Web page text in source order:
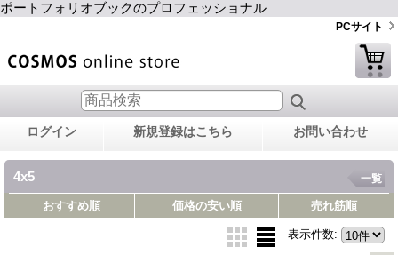
ポートフォリオブックのプロフェッショナル
PCサイト
ログイン 新規登録はこちら お問い合わせ
4x5 一覧
おすすめ順 価格の安い順 売れ筋順
表示件数: